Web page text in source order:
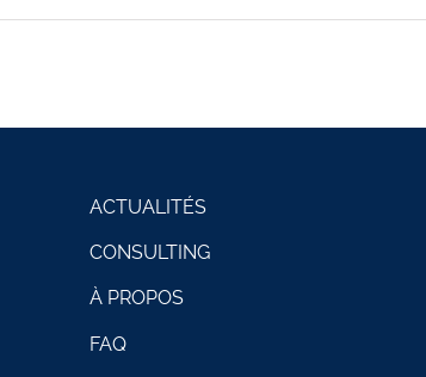
ACTUALITÉS
CONSULTING
À PROPOS
FAQ